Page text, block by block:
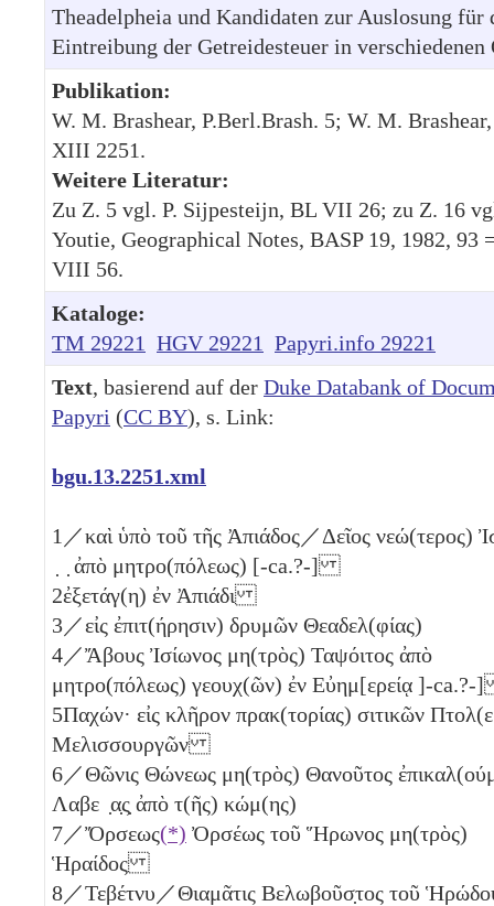
Theadelpheia und Kandidaten zur Auslosung für
Eintreibung der Getreidesteuer in verschiedenen
Publikation:
W. M. Brashear, P.Berl.Brash. 5; W. M.
XIII 2251.
Weitere Literatur:
Zu Z. 5 vgl. P. Sijpesteijn, BL VII 26; zu Z. 16
Youtie, Geographical Notes, BASP 19, 1982, 93
VIII 56.
Kataloge:
TM 29221 HGV 29221 Papyri.info 29221
Text, basierend auf der Duke Databank of
Papyri (CC BY), s. Link:
bgu.13.2251.xml
1 ／καὶ ὑπὸ τοῦ τῆς Ἀπιάδος／Δεῖος νεώ(τερος)
̣ ̣ ἀπὸ μητρο(πόλεως) [-ca.?-]
2ἐξετάγ(η) ἐν Ἀπιάδι
3／εἰς ἐπιτ(ήρησιν) δρυμῶν Θεαδελ(φίας)
4／Ἄβους Ἰσίωνος μη(τρὸς) Ταψόιτος ἀπὸ
μητρο(πόλεως) γεουχ(ῶν) ἐν Εὐημ[ερείᾳ ]-
5Παχών· εἰς κλῆρον πρακ(τορίας) σιτικῶν
Μελισσουργῶν
6／Θῶνις Θώνεως μη(τρὸς) Θανοῦτος
Λαβε ̣α̣ς̣ ἀπὸ τ(ῆς) κώμ(ης)
7／Ὄρσεως(*) Ὀρσέως τοῦ Ἥρωνος μη(τρὸς)
Ἡραίδος
8／Τεβέτνυ／Θιαμᾶτις Βελωβοῦσ̣τος τοῦ